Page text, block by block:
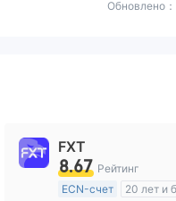
Обновлено：
FXT
8.67 Рейтинг
ECN-счет
20 лет и